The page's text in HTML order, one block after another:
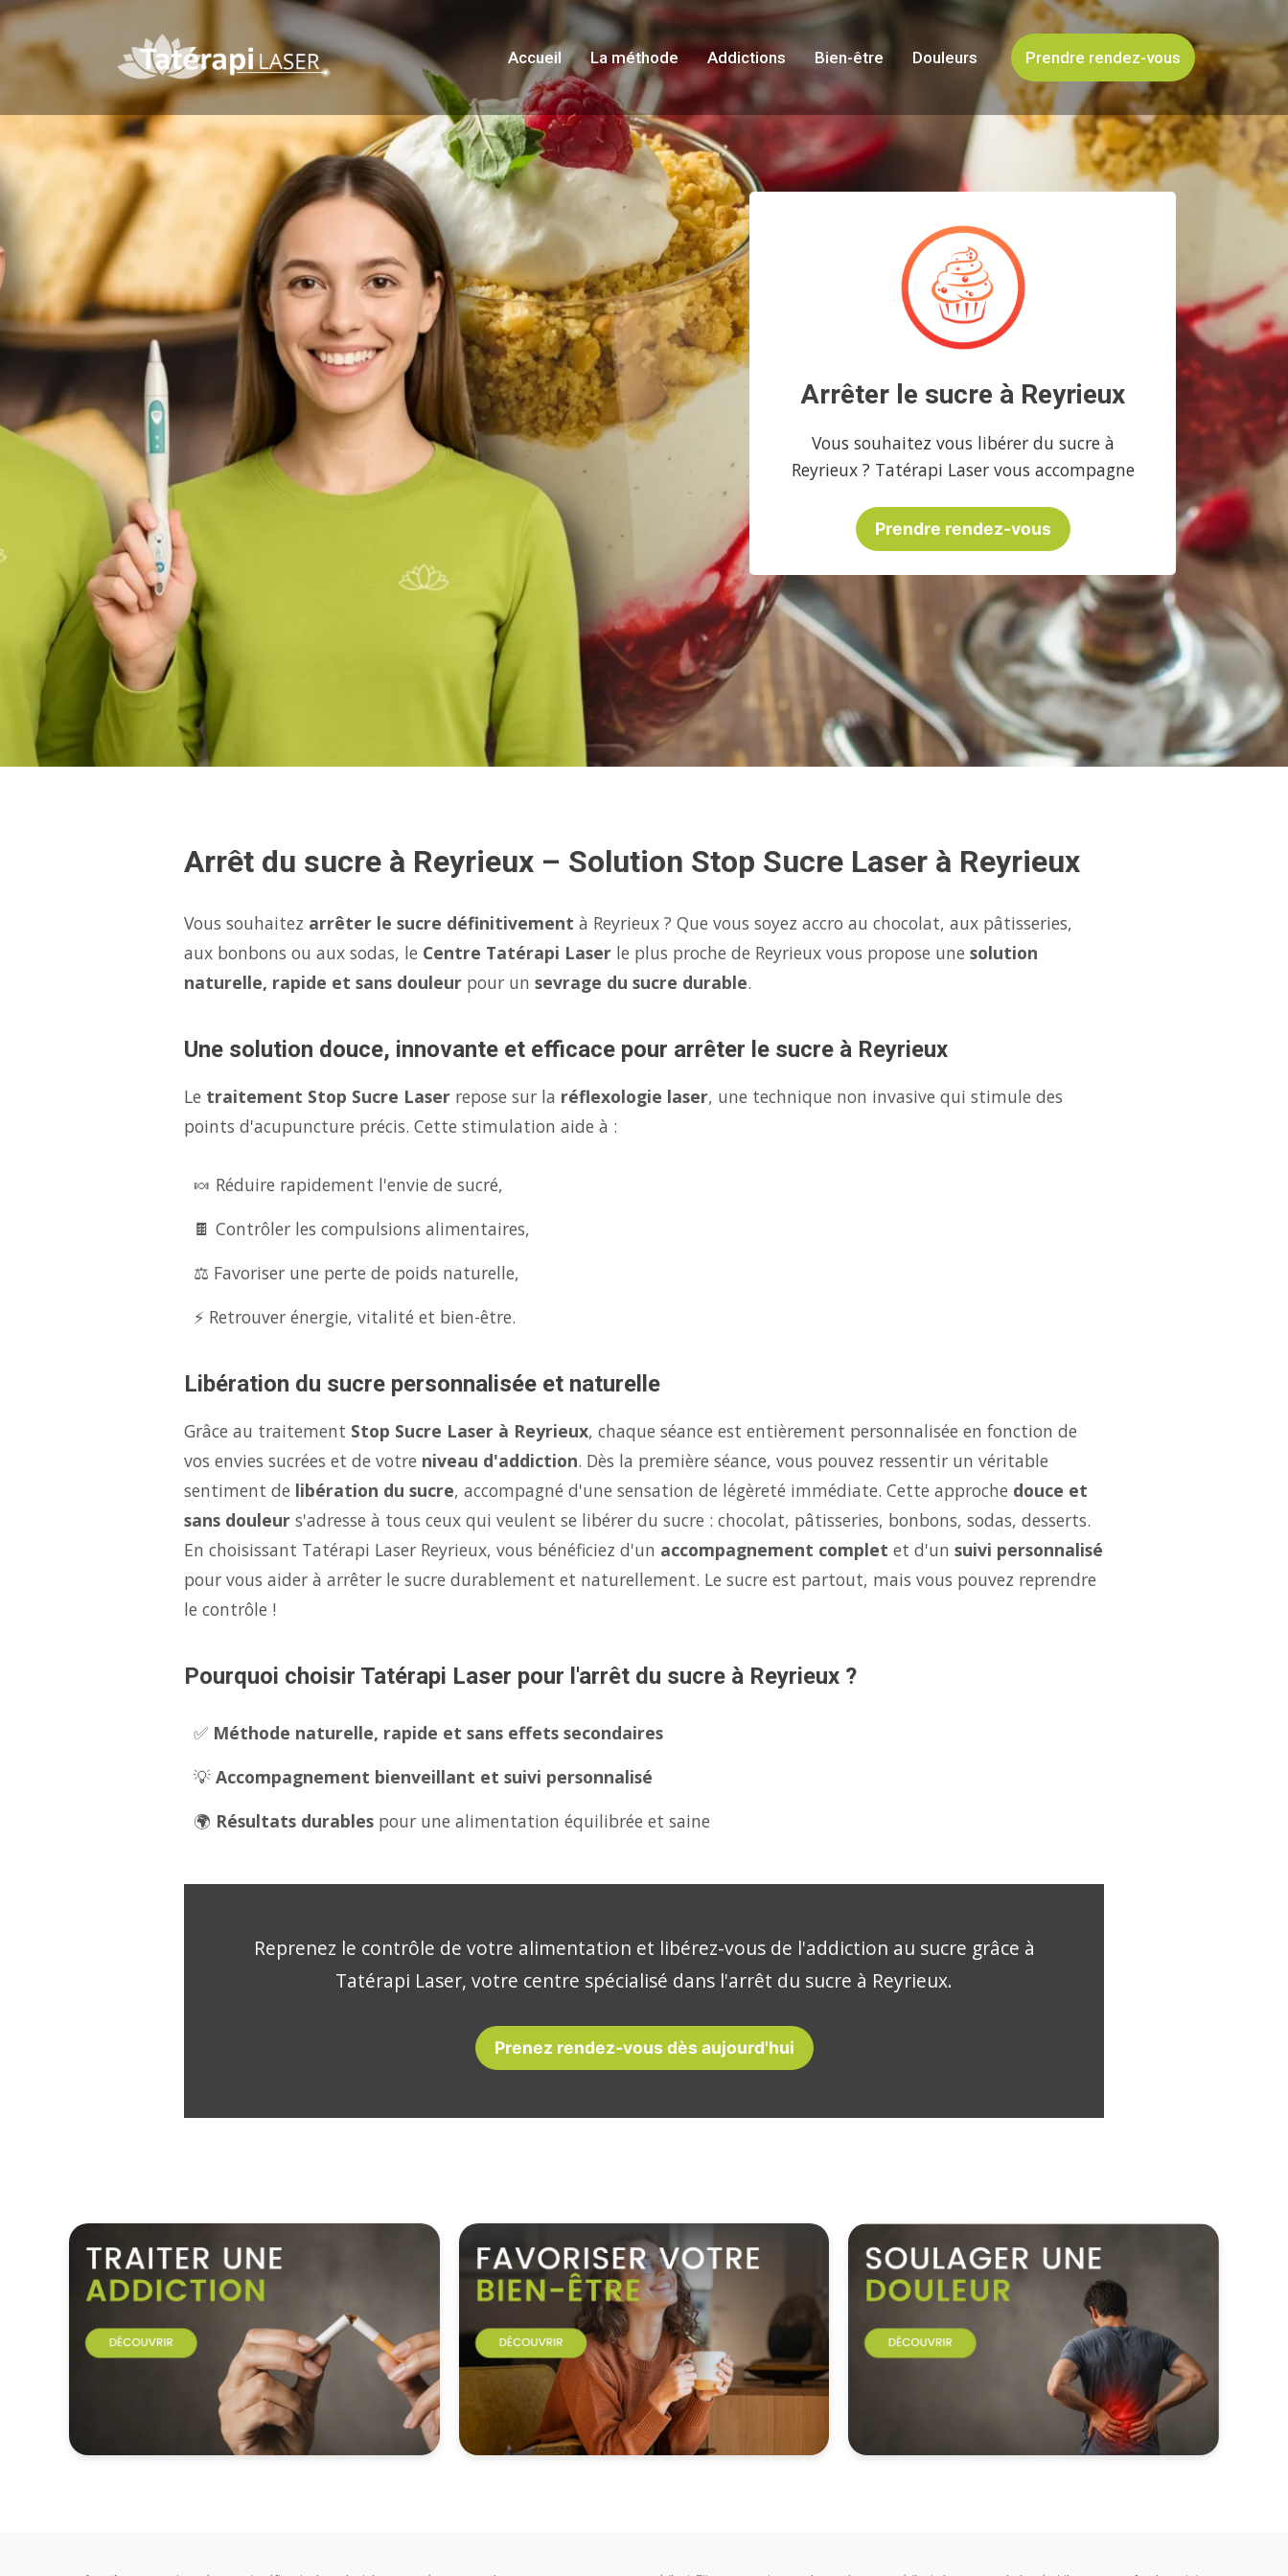
Accueil La méthode Addictions Bien-être Douleurs Prendre rendez-vous
Arrêter le sucre à Reyrieux
Vous souhaitez vous libérer du sucre à
Reyrieux ? Tatérapi Laser vous accompagne
Prendre rendez-vous
Arrêt du sucre à Reyrieux – Solution Stop Sucre Laser à Reyrieux
Vous souhaitez arrêter le sucre définitivement à Reyrieux ? Que vous soyez accro au chocolat, aux pâtisseries,
aux bonbons ou aux sodas, le Centre Tatérapi Laser le plus proche de Reyrieux vous propose une solution
naturelle, rapide et sans douleur pour un sevrage du sucre durable.
Une solution douce, innovante et efficace pour arrêter le sucre à Reyrieux
Le traitement Stop Sucre Laser repose sur la réflexologie laser, une technique non invasive qui stimule des
points d'acupuncture précis. Cette stimulation aide à :
🍬 Réduire rapidement l'envie de sucré,
🍫 Contrôler les compulsions alimentaires,
⚖️ Favoriser une perte de poids naturelle,
⚡ Retrouver énergie, vitalité et bien-être.
Libération du sucre personnalisée et naturelle
Grâce au traitement Stop Sucre Laser à Reyrieux, chaque séance est entièrement personnalisée en fonction de
vos envies sucrées et de votre niveau d'addiction. Dès la première séance, vous pouvez ressentir un véritable
sentiment de libération du sucre, accompagné d'une sensation de légèreté immédiate. Cette approche douce et
sans douleur s'adresse à tous ceux qui veulent se libérer du sucre : chocolat, pâtisseries, bonbons, sodas, desserts.
En choisissant Tatérapi Laser Reyrieux, vous bénéficiez d'un accompagnement complet et d'un suivi personnalisé
pour vous aider à arrêter le sucre durablement et naturellement. Le sucre est partout, mais vous pouvez reprendre
le contrôle !
Pourquoi choisir Tatérapi Laser pour l'arrêt du sucre à Reyrieux ?
✅ Méthode naturelle, rapide et sans effets secondaires
💡 Accompagnement bienveillant et suivi personnalisé
🌍 Résultats durables pour une alimentation équilibrée et saine
Reprenez le contrôle de votre alimentation et libérez-vous de l'addiction au sucre grâce à
Tatérapi Laser, votre centre spécialisé dans l'arrêt du sucre à Reyrieux.
Prenez rendez-vous dès aujourd'hui